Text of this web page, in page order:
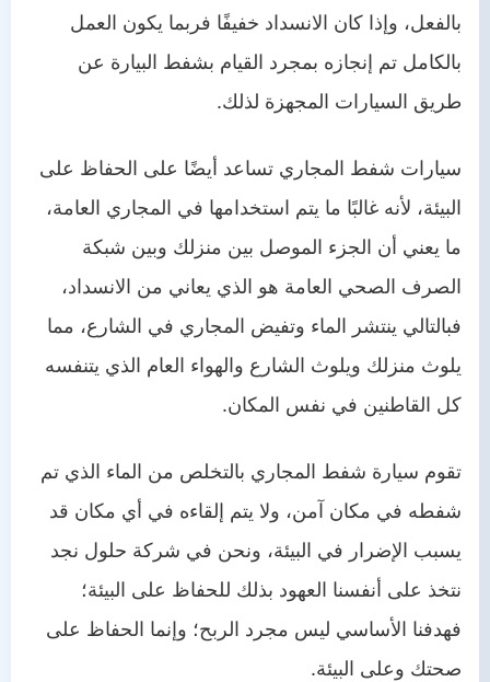
بالفعل، وإذا كان الانسداد خفيفًا فربما يكون العمل
بالكامل تم إنجازه بمجرد القيام بشفط البيارة عن
طريق السيارات المجهزة لذلك.
سيارات شفط المجاري تساعد أيضًا على الحفاظ على
البيئة، لأنه غالبًا ما يتم استخدامها في المجاري العامة،
ما يعني أن الجزء الموصل بين منزلك وبين شبكة
الصرف الصحي العامة هو الذي يعاني من الانسداد،
فبالتالي ينتشر الماء وتفيض المجاري في الشارع، مما
يلوث منزلك ويلوث الشارع والهواء العام الذي يتنفسه
كل القاطنين في نفس المكان.
تقوم سيارة شفط المجاري بالتخلص من الماء الذي تم
شفطه في مكان آمن، ولا يتم إلقاءه في أي مكان قد
يسبب الإضرار في البيئة، ونحن في شركة حلول نجد
نتخذ على أنفسنا العهود بذلك للحفاظ على البيئة؛
فهدفنا الأساسي ليس مجرد الربح؛ وإنما الحفاظ على
صحتك وعلى البيئة.